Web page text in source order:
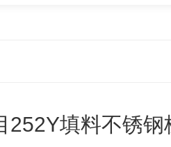
252Y填料不锈钢